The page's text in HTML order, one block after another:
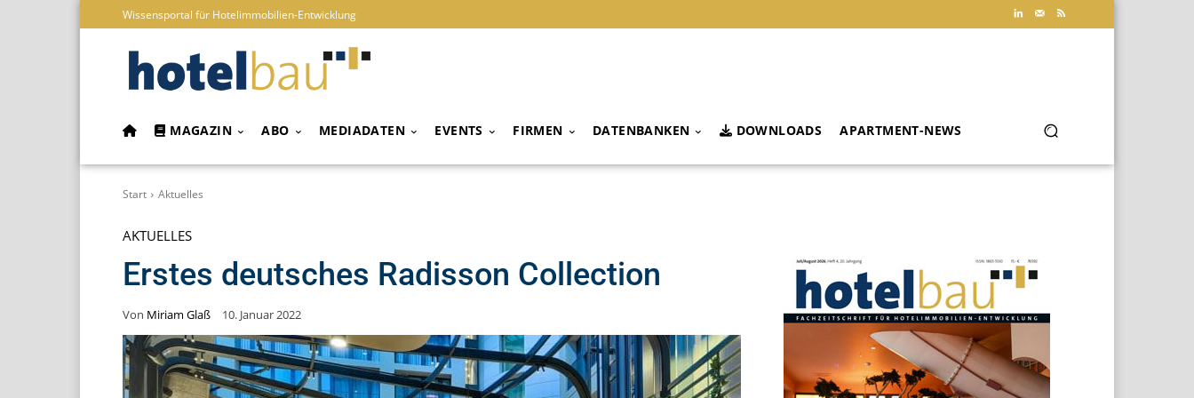
Wissensportal für Hotelimmobilien-Entwicklung
MAGAZIN ABO MEDIADATEN EVENTS FIRMEN DATENBANKEN DOWNLOADS APARTMENT-NEWS
Start Aktuelles
AKTUELLES
Erstes deutsches Radisson Collection
Von Miriam Glaß 10. Januar 2022